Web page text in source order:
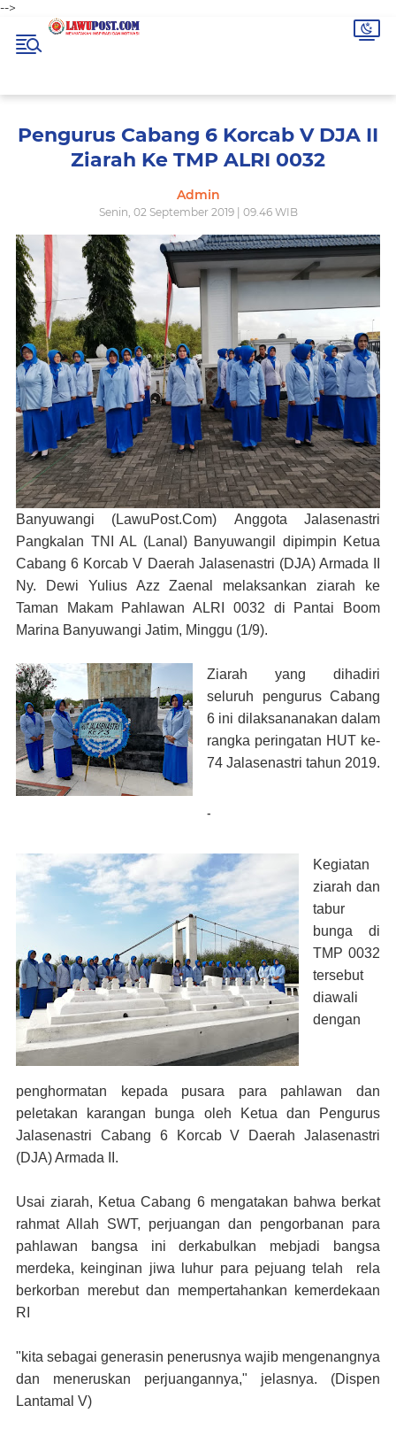
-->
Pengurus Cabang 6 Korcab V DJA II
Ziarah Ke TMP ALRI 0032
Admin
Senin, 02 September 2019 | 09.46 WIB
Banyuwangi (LawuPost.Com) Anggota Jalasenastri
Pangkalan TNI AL (Lanal) Banyuwangil dipimpin Ketua
Cabang 6 Korcab V Daerah Jalasenastri (DJA) Armada II
Ny. Dewi Yulius Azz Zaenal melaksankan ziarah ke
Taman Makam Pahlawan ALRI 0032 di Pantai Boom
Marina Banyuwangi Jatim, Minggu (1/9).
Ziarah yang dihadiri
seluruh pengurus Cabang
6 ini dilaksananakan dalam
rangka peringatan HUT ke-
74 Jalasenastri tahun 2019.
-
Kegiatan
ziarah dan
tabur
bunga di
TMP 0032
tersebut
diawali
dengan
penghormatan kepada pusara para pahlawan dan
peletakan karangan bunga oleh Ketua dan Pengurus
Jalasenastri Cabang 6 Korcab V Daerah Jalasenastri
(DJA) Armada II.
Usai ziarah, Ketua Cabang 6 mengatakan bahwa berkat
rahmat Allah SWT, perjuangan dan pengorbanan para
pahlawan bangsa ini derkabulkan mebjadi bangsa
merdeka, keinginan jiwa luhur para pejuang telah rela
berkorban merebut dan mempertahankan kemerdekaan
RI
"kita sebagai generasin penerusnya wajib mengenangnya
dan meneruskan perjuangannya," jelasnya. (Dispen
Lantamal V)